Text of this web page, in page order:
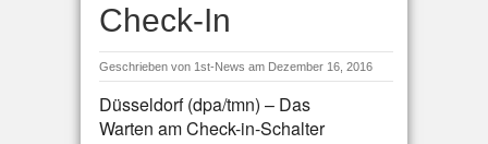
Check-In
Geschrieben von 1st-News am Dezember 16, 2016
Düsseldorf (dpa/tmn) – Das
Warten am Check-in-Schalter